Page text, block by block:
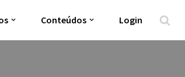
Conteúdos Login